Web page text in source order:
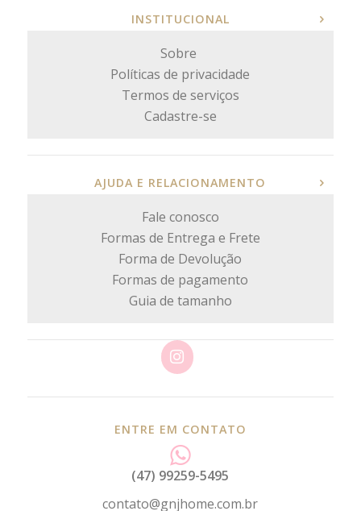
INSTITUCIONAL
Sobre
Políticas de privacidade
Termos de serviços
Cadastre-se
AJUDA E RELACIONAMENTO
Fale conosco
Formas de Entrega e Frete
Forma de Devolução
Formas de pagamento
Guia de tamanho
ENTRE EM CONTATO
(47) 99259-5495
contato@gnjhome.com.br